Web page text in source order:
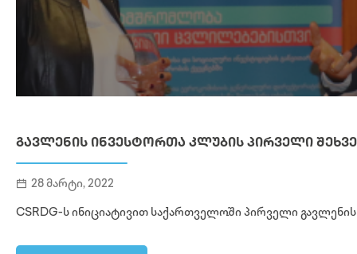
ᲒᲐᲕᲚᲔᲜᲘᲡ ᲘᲜᲕᲔᲡᲢᲝᲠᲗᲐ ᲙᲚᲣᲑᲘᲡ ᲞᲘᲠᲕᲔᲚᲘ
28 მარტი, 2022
CSRDG-ს ინიციატივით საქართველოში პირველი